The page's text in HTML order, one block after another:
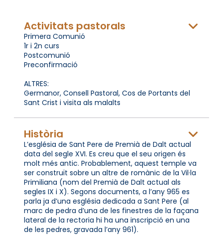
Activitats pastorals
Primera Comunió
1r i 2n curs
Postcomunió
Preconfirmació
ALTRES:
Germanor, Consell Pastoral, Cos de Portants del
Sant Crist i visita als malalts
Història
L’església de Sant Pere de Premià de Dalt actual
data del segle XVI. Es creu que el seu origen és
molt més antic. Probablement, aquest temple va
ser construït sobre un altre de romànic de la Vil·la
Primiliana (nom del Premià de Dalt actual als
segles IX i X). Segons documents, a l’any 965 es
parla ja d’una església dedicada a Sant Pere (al
marc de pedra d’una de les finestres de la façana
lateral de la rectoria hi ha una inscripció en una
de les pedres, gravada l’any 961).